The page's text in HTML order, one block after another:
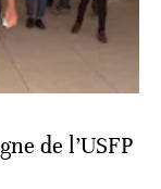
de l’USFP